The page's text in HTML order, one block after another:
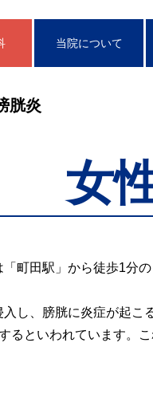
湿疹
男性のクラミジア性尿道炎
当院について
胱炎
女
町田駅」から徒歩1分
し、膀胱に炎症が起
るといわれています。